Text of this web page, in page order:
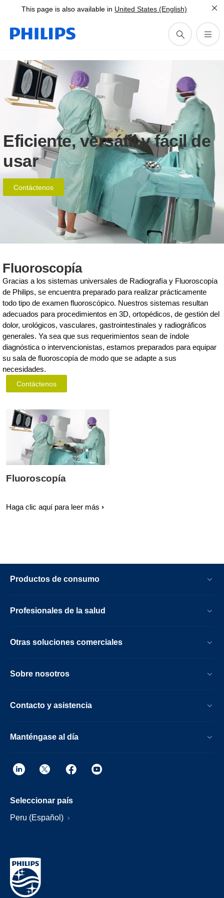
This page is also available in United States (English)
Eficiente, versátil y fácil de
usar
Contáctenos
Fluoroscopía
Gracias a los sistemas universales de Radiografía y Fluoroscopía
de Philips, se encuentra preparado para realizar prácticamente
todo tipo de examen fluoroscópico. Nuestros sistemas resultan
adecuados para procedimientos en 3D, ortopédicos, de gestión del
dolor, urológicos, vasculares, gastrointestinales y radiográficos
generales. Ya sea que sus requerimientos sean de índole
diagnóstica o intervencionistas, estamos preparados para equipar
su sala de fluoroscopía de modo que se adapte a sus
necesidades.
Contáctenos
Fluoroscopía
Haga clic aquí para leer más
Productos de consumo
Profesionales de la salud
Otras soluciones comerciales
Sobre nosotros
Contacto y asistencia
Manténgase al día
Seleccionar país
Peru (Español)